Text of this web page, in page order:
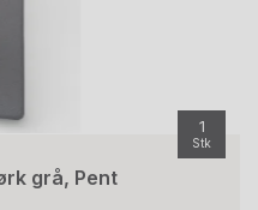
1
Stk
grå, Pent